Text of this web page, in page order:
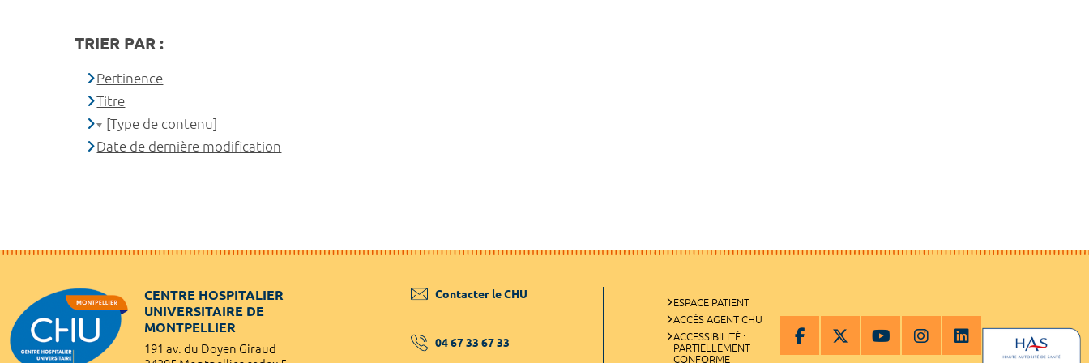
TRIER PAR :
Pertinence
Titre
[Type de contenu]
Date de dernière modification
CENTRE HOSPITALIER
UNIVERSITAIRE DE
MONTPELLIER
191 av. du Doyen Giraud
Contacter le CHU
04 67 33 67 33
ESPACE PATIENT
ACCÈS AGENT CHU
ACCESSIBILITÉ :
PARTIELLEMENT
CONFORME